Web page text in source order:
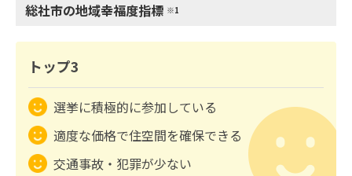
総社市の地域幸福度指標 ※1
トップ3
選挙に積極的に参加している
適度な価格で住空間を確保できる
交通事故・犯罪が少ない